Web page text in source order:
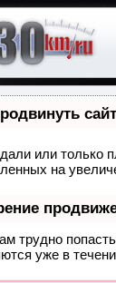
или только
на
трудно
уже в